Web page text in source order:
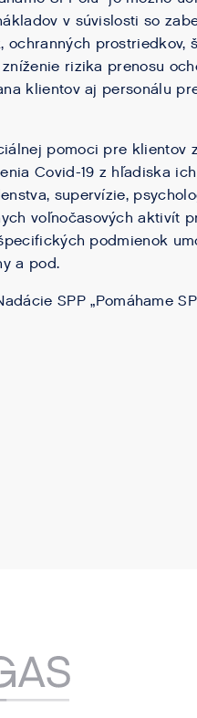
v súvislosti so
prostriedkov,
rizika prenosu
klientov aj personálu
pomoci pre klientov
Covid-19 z hľadiska
supervízie,
voľnočasových aktivít
podmienok
a pod.
SPP „Pomáhame